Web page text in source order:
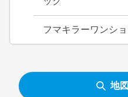
フマキラーワンシ
地